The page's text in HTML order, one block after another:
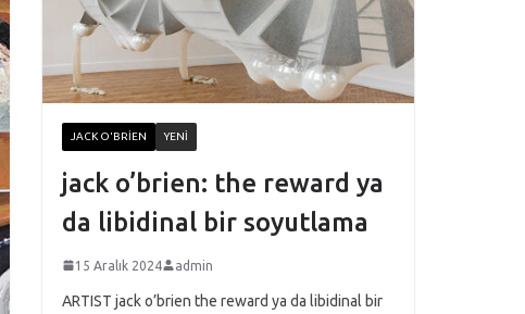
JACK O'BRIEN YENI
jack o’brien: the reward ya
da libidinal bir soyutlama
15 Aralık 2024 admin
ARTIST jack o’brien the reward ya da libidinal bir